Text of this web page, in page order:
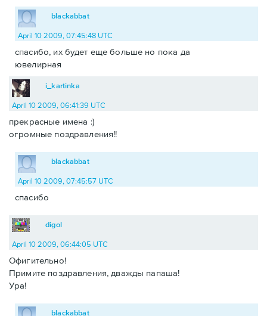
blackabbat
April 10 2009, 07:45:48 UTC
спасибо, их будет еще больше но пока да
ювелирная
i_kartinka
April 10 2009, 06:41:39 UTC
прекрасные имена :)
огромные поздравления!!
blackabbat
April 10 2009, 07:45:57 UTC
спасибо
digol
April 10 2009, 06:44:05 UTC
Офигительно!
Примите поздравления, дважды папаша!
Ура!
blackabbat